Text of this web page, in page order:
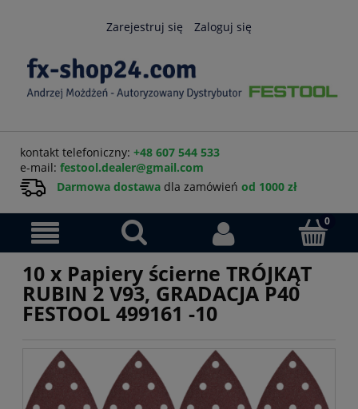
Zarejestruj się Zaloguj się
kontakt telefoniczny: +48 607 544 533
e-mail: festool.dealer@gmail.com
Darmowa dostawa dla zamówień od 1000 zł
10 x Papiery ścierne TRÓJKĄT
RUBIN 2 V93, GRADACJA P40
FESTOOL 499161 -10